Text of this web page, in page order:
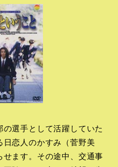
選手として活躍していた
恋人のかすみ（菅野美
ます。その途中、交通事